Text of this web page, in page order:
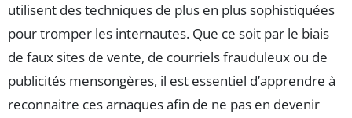
utilisent des techniques de plus en plus sophistiquées
pour tromper les internautes. Que ce soit par le biais
de faux sites de vente, de courriels frauduleux ou de
publicités mensongères, il est essentiel d’apprendre à
reconnaitre ces arnaques afin de ne pas en devenir